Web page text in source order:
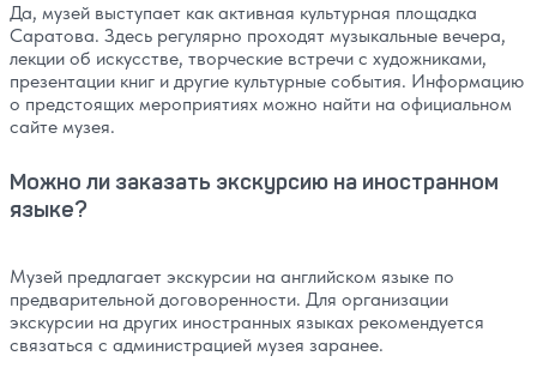
Да, музей выступает как активная культурная площадка
Саратова. Здесь регулярно проходят музыкальные вечера,
лекции об искусстве, творческие встречи с художниками,
презентации книг и другие культурные события. Информацию
о предстоящих мероприятиях можно найти на официальном
сайте музея.
Можно ли заказать экскурсию на иностранном
языке?
Музей предлагает экскурсии на английском языке по
предварительной договоренности. Для организации
экскурсии на других иностранных языках рекомендуется
связаться с администрацией музея заранее.